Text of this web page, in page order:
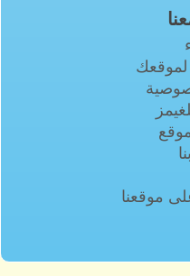
لموقعك
موقعنا